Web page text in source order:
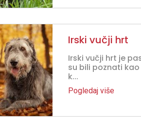
Irski vučji hrt
Irski vučji hrt je
su bili poznati
k...
Pogledaj više